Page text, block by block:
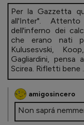
Per la Gazzetta
all'Inter".
dell'inferno dei
che erano nati
Kulusesvski,
Gagliardini,
Scirea. Rifletti bene .
amigosincero
Non saprá